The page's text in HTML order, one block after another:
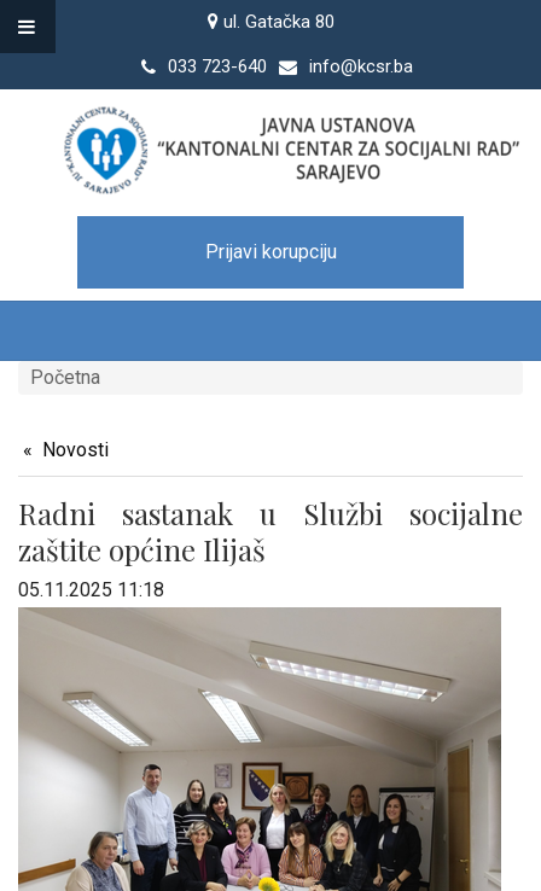
ul. Gatačka 80
033 723-640 info@kcsr.ba
Prijavi korupciju
Početna
Novosti
Radni sastanak u Službi socijalne
zaštite općine Ilijaš
05.11.2025 11:18